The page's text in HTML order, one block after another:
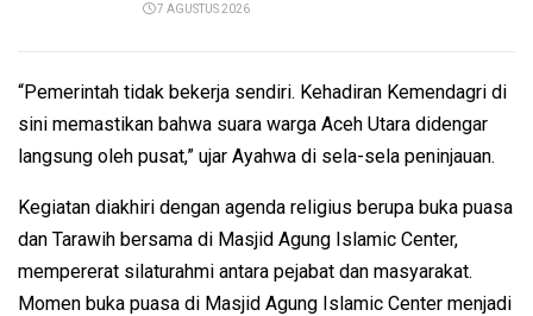
7 AGUSTUS 2026
“Pemerintah tidak bekerja sendiri. Kehadiran Kemendagri di
sini memastikan bahwa suara warga Aceh Utara didengar
langsung oleh pusat,” ujar Ayahwa di sela-sela peninjauan.
Kegiatan diakhiri dengan agenda religius berupa buka puasa
dan Tarawih bersama di Masjid Agung Islamic Center,
mempererat silaturahmi antara pejabat dan masyarakat.
Momen buka puasa di Masjid Agung Islamic Center menjadi